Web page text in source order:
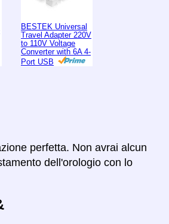
BESTEK Universal
Travel Adapter 220V
to 110V Voltage
Converter with 6A 4-
Port USB
perfetta. Non avrai alcun
dell'orologio con lo